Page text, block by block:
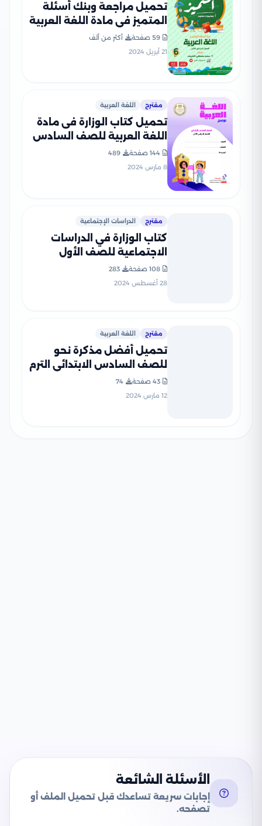
تحميل مراجعة وبنك أسئلة
المتميز في مادة اللغة العربية
للصف السادس الابتدائي الترم
الثاني
59 صفحة
أكثر من ألف
21 أبريل 2024
مقترح اللغة العربية
تحميل كتاب الوزارة فى مادة
اللغة العربية للصف السادس
بصيغة PDF
144 صفحة
489
8 مارس 2024
مقترح الدراسات الإجتماعية
كتاب الوزارة في الدراسات
الاجتماعية للصف الأول
بصيغة PDF
108 صفحة
283
28 أغسطس 2024
مقترح اللغة العربية
تحميل أفضل مذكرة نحو
للصف السادس الابتدائي الترم
المتخصص التعليمية)
43 صفحة
74
12 مارس 2024
الأسئلة الشائعة
إجابات سريعة تساعدك قبل تحميل الملف أو
تصفحه.